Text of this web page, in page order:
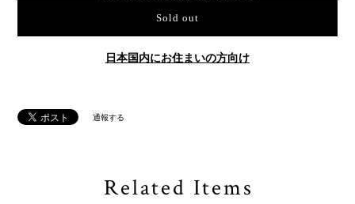
Sold out
日本国内にお住まいの方向け
通報する
Related Items